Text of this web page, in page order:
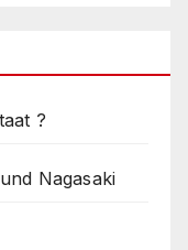
?
Nagasaki